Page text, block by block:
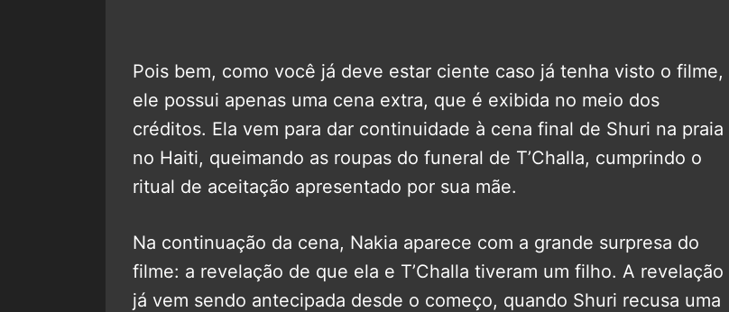
Pois bem, como você já deve estar ciente caso já tenha visto o filme,
ele possui apenas uma cena extra, que é exibida no meio dos
créditos. Ela vem para dar continuidade à cena final de Shuri na praia
no Haiti, queimando as roupas do funeral de T’Challa, cumprindo o
ritual de aceitação apresentado por sua mãe.
Na continuação da cena, Nakia aparece com a grande surpresa do
filme: a revelação de que ela e T’Challa tiveram um filho. A revelação
já vem sendo antecipada desde o começo, quando Shuri recusa uma